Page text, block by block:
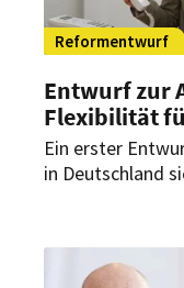
Reformentwurf
Entwurf zur
Flexibilität
Ein erster
in Deutschland
Dienstplänen,
bereits seit